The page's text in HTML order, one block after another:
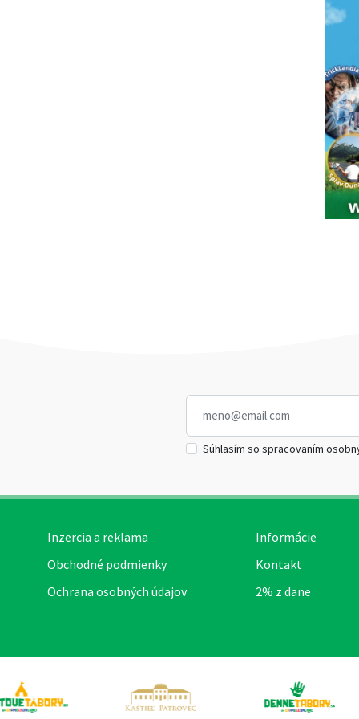
Súhlasím so spracovaním
Inzercia a reklama
Obchodné podmienky
Ochrana osobných údajov
Informácie
Kontakt
2% z dane